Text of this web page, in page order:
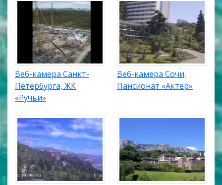
Веб-камера Санкт-
Петербурга, ЖК
«Ручьи»
Веб-камера Сочи,
Пансионат «Актер»